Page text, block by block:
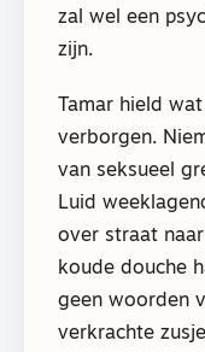
zal wel een
zijn.
Tamar hield
verborgen.
van seksueel
Luid
over straat
koude douche
geen woorden
verkrachte